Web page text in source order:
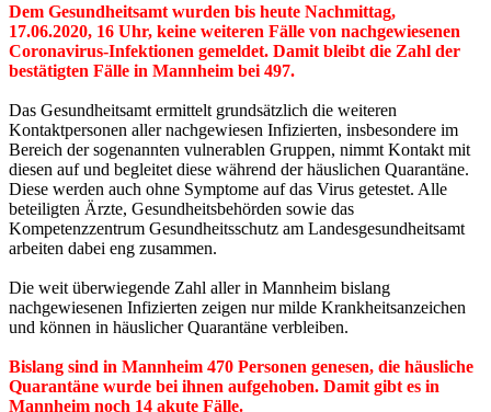
Dem Gesundheitsamt wurden bis heute Nachmittag,
17.06.2020, 16 Uhr, keine weiteren Fälle von nachgewiesenen
Coronavirus-Infektionen gemeldet. Damit bleibt die Zahl der
bestätigten Fälle in Mannheim bei 497.
Das Gesundheitsamt ermittelt grundsätzlich die weiteren
Kontaktpersonen aller nachgewiesen Infizierten, insbesondere im
Bereich der sogenannten vulnerablen Gruppen, nimmt Kontakt mit
diesen auf und begleitet diese während der häuslichen Quarantäne.
Diese werden auch ohne Symptome auf das Virus getestet. Alle
beteiligten Ärzte, Gesundheitsbehörden sowie das
Kompetenzzentrum Gesundheitsschutz am Landesgesundheitsamt
arbeiten dabei eng zusammen.
Die weit überwiegende Zahl aller in Mannheim bislang
nachgewiesenen Infizierten zeigen nur milde Krankheitsanzeichen
und können in häuslicher Quarantäne verbleiben.
Bislang sind in Mannheim 470 Personen genesen, die häusliche
Quarantäne wurde bei ihnen aufgehoben. Damit gibt es in
Mannheim noch 14 akute Fälle.